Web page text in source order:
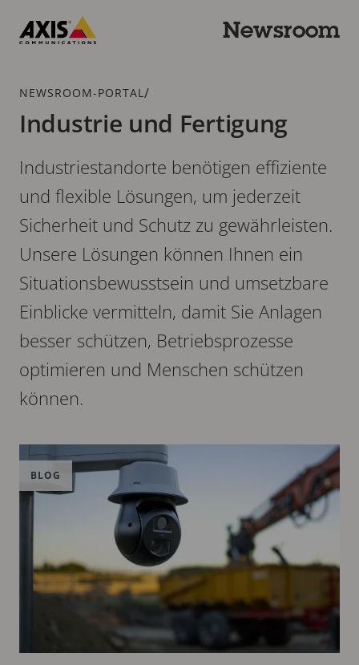
Hauptinhalt
springen
Newsroom
Breadcrumb
NEWSROOM-PORTAL /
Industrie und Fertigung
Industriestandorte benötigen effiziente
und flexible Lösungen, um jederzeit
Sicherheit und Schutz zu gewährleisten.
Unsere Lösungen können Ihnen ein
Situationsbewusstsein und umsetzbare
Einblicke vermitteln, damit Sie Anlagen
besser schützen, Betriebsprozesse
optimieren und Menschen schützen
können.
BLOG